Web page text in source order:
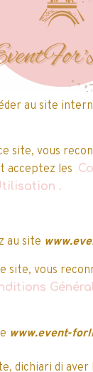
Prise de
pour
au site
site, vous
acceptez les
.
au site
site, vous
www.event-
dichiari di